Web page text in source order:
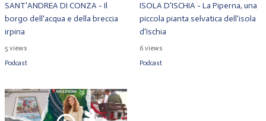
SANT'ANDREA DI CONZA - Il
borgo dell'acqua e della breccia
irpina
5 views
Podcast
ISOLA D'ISCHIA - La Piperna, una
piccola pianta selvatica dell'isola
d'Ischia
6 views
Podcast